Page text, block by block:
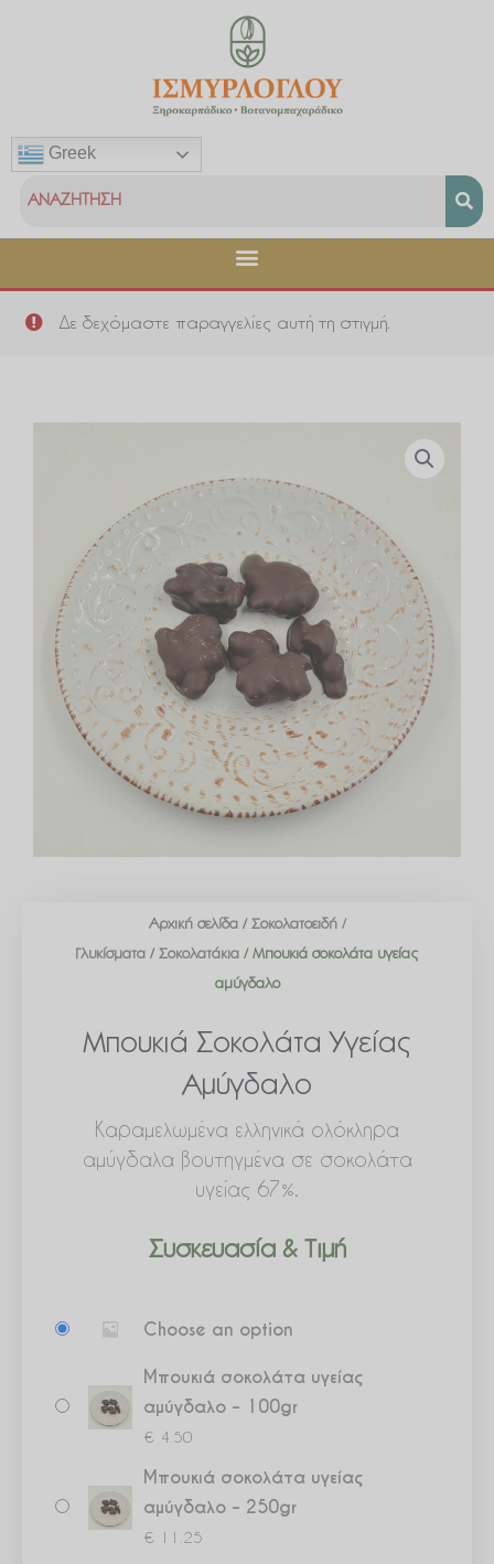
Greek
Δε δεχόμαστε παραγγελίες αυτή τη στιγμή.
Αρχική σελίδα/ Σοκολατοειδή /
Γλυκίσματα / Σοκολατάκια / Μπουκιά σοκολάτα υγείας
αμύγδαλο
Μπουκιά Σοκολάτα Υγείας
Αμύγδαλο
Καραμελωμένα ελληνικά ολόκληρα
αμύγδαλα βουτηγμένα σε σοκολάτα
υγείας 67%.
Συσκευασία & Τιμή
Choose an option
Μπουκιά σοκολάτα υγείας
αμύγδαλο – 100gr
€ 4.50
Μπουκιά σοκολάτα υγείας
αμύγδαλο – 250gr
€ 11.25
σοκολάτα
αμύγδαλο
ποσότητα